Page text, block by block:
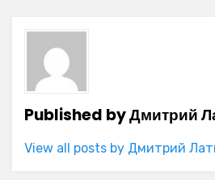
Published byДмитрий
View all posts by Дмитрий